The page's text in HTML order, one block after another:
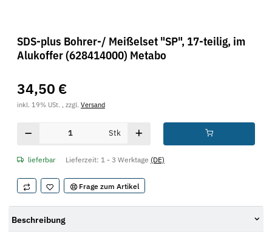
SDS-plus Bohrer-/ Meißelset "SP", 17-teilig, im
Alukoffer (628414000) Metabo
34,50 €
inkl. 19% USt. , zzgl. Versand
Stk
lieferbar Lieferzeit: 1 - 3 Werktage (DE)
Frage zum Artikel
Beschreibung